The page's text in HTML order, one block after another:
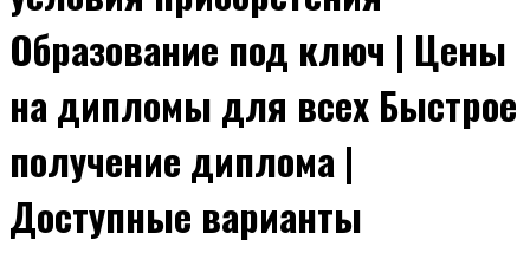
Образование под ключ | Цены
на дипломы для всех Быстрое
получение диплома |
Доступные варианты